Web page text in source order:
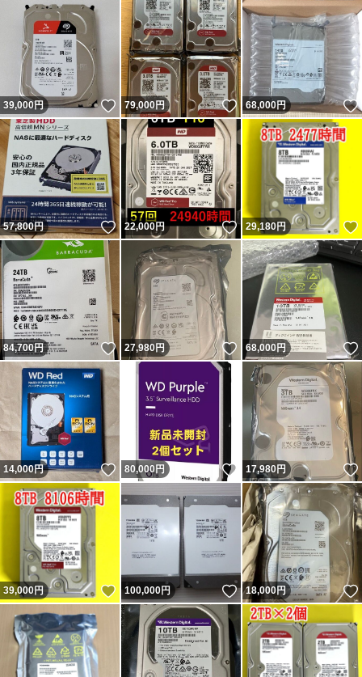
39,000円 いいね！
79,000円 いいね！
68,000円
57,800円 いいね！
22,000円 いいね！
29,180円
84,700円 いいね！
27,980円 いいね！
68,000円
14,000円 いいね！
80,000 円 いいね！
17,980円
39,000円 いいね！
100,000円 いいね！
18,000円